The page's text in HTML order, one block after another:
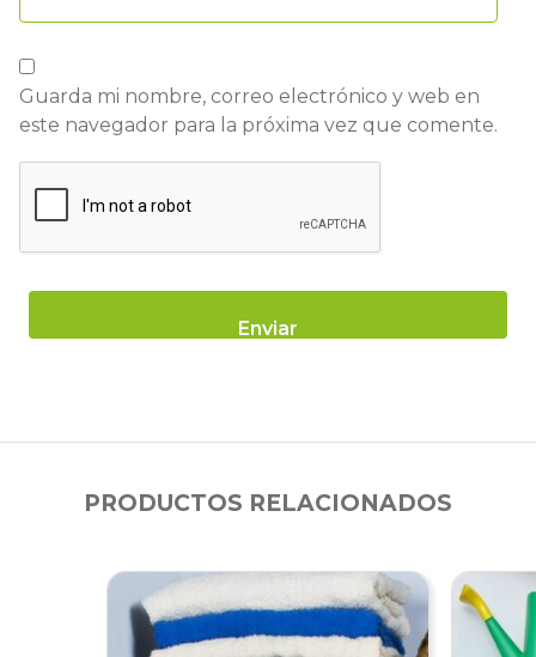
Guarda mi nombre, correo electrónico y web en
este navegador para la próxima vez que comente.
PRODUCTOS RELACIONADOS